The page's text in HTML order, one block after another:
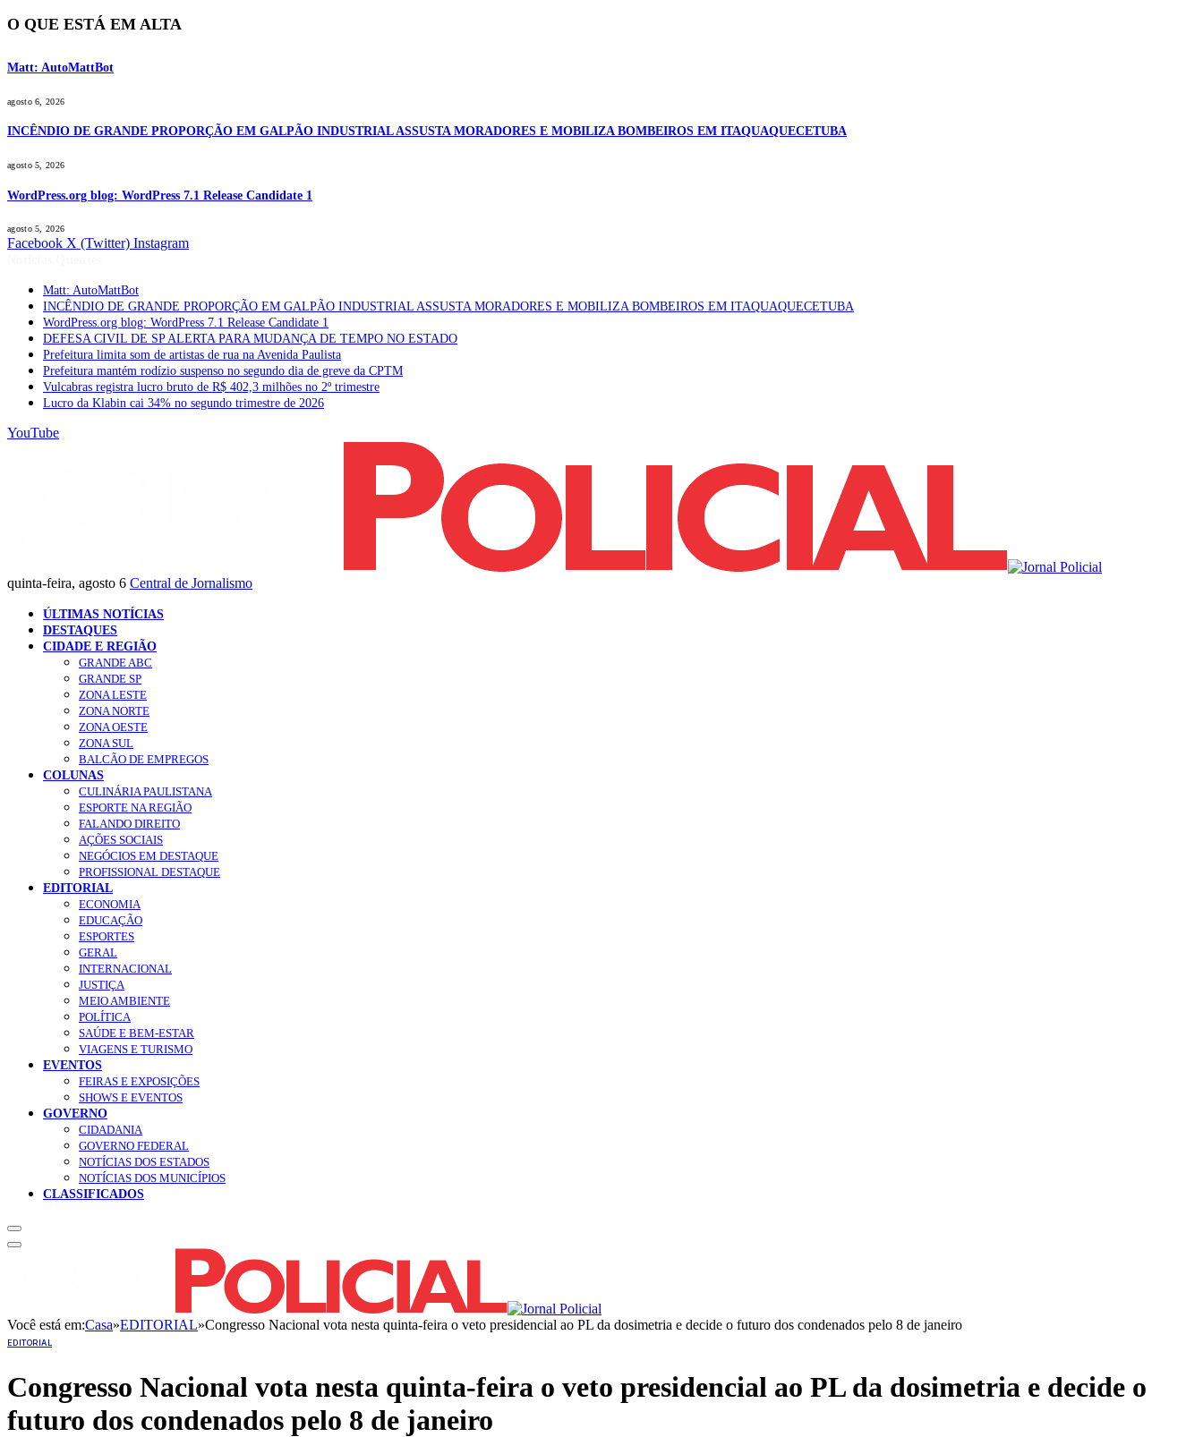
O QUE ESTÁ EM ALTA
Matt: AutoMattBot
agosto 6, 2026
INCÊNDIO DE GRANDE PROPORÇÃO EM GALPÃO INDUSTRIAL ASSUSTA MORADORES E MOBILIZA BOMBEIROS EM ITAQUAQUECETUBA
agosto 5, 2026
WordPress.org blog: WordPress 7.1 Release Candidate 1
agosto 5, 2026
Facebook X (Twitter) Instagram
Matt: AutoMattBot
INCÊNDIO DE GRANDE PROPORÇÃO EM GALPÃO INDUSTRIAL ASSUSTA MORADORES E MOBILIZA BOMBEIROS EM ITAQUAQUECETUBA
WordPress.org blog: WordPress 7.1 Release Candidate 1
DEFESA CIVIL DE SP ALERTA PARA MUDANÇA DE TEMPO NO ESTADO
Prefeitura limita som de artistas de rua na Avenida Paulista
Prefeitura mantém rodízio suspenso no segundo dia de greve da CPTM
Vulcabras registra lucro bruto de R$ 402,3 milhões no 2º trimestre
Lucro da Klabin cai 34% no segundo trimestre de 2026
YouTube
quinta-feira, agosto 6 Central de Jornalismo
ÚLTIMAS NOTÍCIAS
DESTAQUES
CIDADE E REGIÃO
GRANDE ABC
GRANDE SP
ZONA LESTE
ZONA NORTE
ZONA OESTE
ZONA SUL
BALCÃO DE EMPREGOS
COLUNAS
CULINÁRIA PAULISTANA
ESPORTE NA REGIÃO
FALANDO DIREITO
AÇÕES SOCIAIS
NEGÓCIOS EM DESTAQUE
PROFISSIONAL DESTAQUE
EDITORIAL
ECONOMIA
EDUCAÇÃO
ESPORTES
GERAL
INTERNACIONAL
JUSTIÇA
MEIO AMBIENTE
POLÍTICA
SAÚDE E BEM-ESTAR
VIAGENS E TURISMO
EVENTOS
FEIRAS E EXPOSIÇÕES
SHOWS E EVENTOS
GOVERNO
CIDADANIA
GOVERNO FEDERAL
NOTÍCIAS DOS ESTADOS
NOTÍCIAS DOS MUNICÍPIOS
CLASSIFICADOS
Você está em:Casa»EDITORIAL»Congresso Nacional vota nesta quinta-feira o veto presidencial ao PL da dosimetria e decide o futuro dos condenados pelo 8 de janeiro
EDITORIAL
Congresso Nacional vota nesta quinta-feira o veto presidencial ao PL da dosimetria e decide o
futuro dos condenados pelo 8 de janeiro